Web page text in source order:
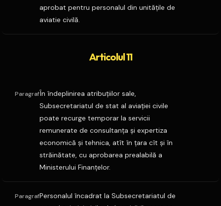
aprobat pentru personalul din unităţile de
aviatie civilă.
Articolul 11
ParagrafÎn îndeplinirea atribuţiilor sale,
Subsecretariatul de stat al aviaţiei civile
poate recurge temporar la servicii
remunerate de consultanţa şi expertiza
economică şi tehnica, atît în ţara cît şi în
străinătate, cu aprobarea prealabilă a
Ministerului Finanţelor.
ParagrafPersonalul încadrat la Subsecretariatul de